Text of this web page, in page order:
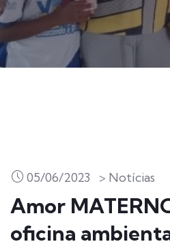
05/06/2023 > Notícias
Amor
oficina